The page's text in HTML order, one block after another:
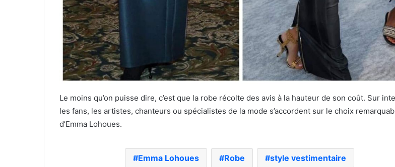
Le moins qu’on puisse dire, c’est que la robe récolte des avis à la hauteur de son coût. Sur
les fans, les artistes, chanteurs ou spécialistes de la mode s’accordent sur le choix
d’Emma Lohoues.
Emma Lohoues Robe style vestimentaire